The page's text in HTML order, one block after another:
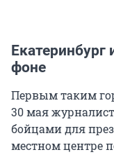
фоне
Первым таким
30 мая
бойцами для
местном центре